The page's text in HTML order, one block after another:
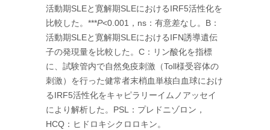
活動期SLEと寛解期SLEにおけるIRF5活性化を
比較した。***P<0.001，ns：有意差なし。B：
活動期SLEと寛解期SLEにおけるIFN誘導遺伝
子の発現量を比較した。C：リン酸化を指標
に、試験管内で自然免疫刺激（Toll様受容体の
刺激）を行った健常者末梢血単核白血球におけ
るIRF5活性化をキャピラリーイムノアッセイ
により解析した。PSL：プレドニゾロン，
HCQ：ヒドロキシクロロキン。